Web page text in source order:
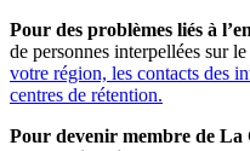
Pour des problèmes liés à
de personnes interpellées sur
votre région, les contacts des
centres de rétention.
Pour devenir membre de